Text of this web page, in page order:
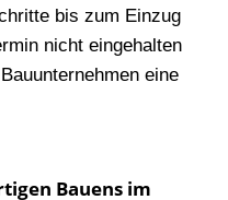
bis zum Einzug
nicht eingehalten
eine
Bauens im